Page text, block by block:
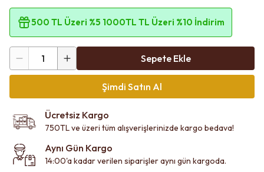
500 TL Üzeri %5 1000TL TL Üzeri %10 İndirim
1 Sepete Ekle
Şimdi Satın Al
Ücretsiz Kargo
750TL ve üzeri tüm alışverişlerinizde kargo bedava!
Aynı Gün Kargo
14:00'a kadar verilen siparişler aynı gün kargoda.